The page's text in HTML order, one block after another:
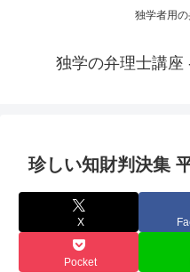
独学者用
独学の弁理士講座
珍しい知財判決集
X
Pocket